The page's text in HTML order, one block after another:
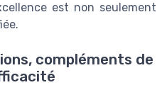
est non seulement
compléments de